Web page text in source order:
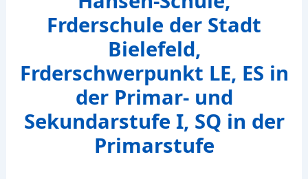
Frderschule der Stadt
Bielefeld,
Frderschwerpunkt LE, ES in
der Primar- und
Sekundarstufe I, SQ in der
Primarstufe